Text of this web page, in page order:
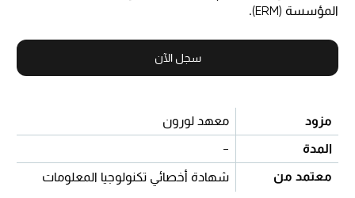
المؤسسة (ERM).
سجل الآن
مزود
معهد لورون
المدة
-
معتمد من
شهادة أخصائي تكنولوجيا المعلومات